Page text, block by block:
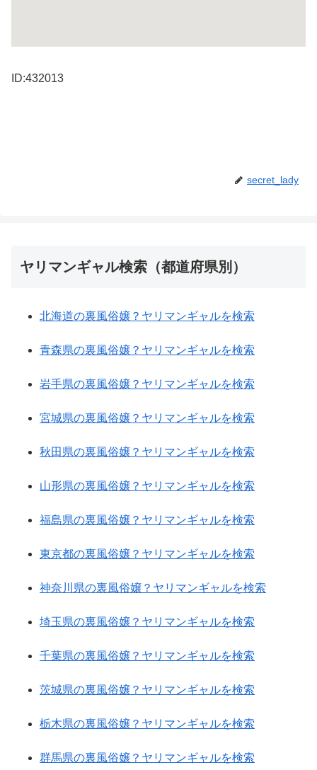
ID:432013
secret_lady
ヤリマンギャル検索（都道府県別）
北海道の裏風俗嬢？ヤリマンギャルを検索
青森県の裏風俗嬢？ヤリマンギャルを検索
岩手県の裏風俗嬢？ヤリマンギャルを検索
宮城県の裏風俗嬢？ヤリマンギャルを検索
秋田県の裏風俗嬢？ヤリマンギャルを検索
山形県の裏風俗嬢？ヤリマンギャルを検索
福島県の裏風俗嬢？ヤリマンギャルを検索
東京都の裏風俗嬢？ヤリマンギャルを検索
神奈川県の裏風俗嬢？ヤリマンギャルを検索
埼玉県の裏風俗嬢？ヤリマンギャルを検索
千葉県の裏風俗嬢？ヤリマンギャルを検索
茨城県の裏風俗嬢？ヤリマンギャルを検索
栃木県の裏風俗嬢？ヤリマンギャルを検索
群馬県の裏風俗嬢？ヤリマンギャルを検索